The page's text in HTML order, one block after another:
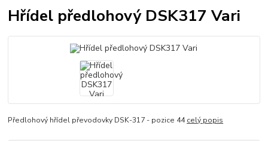
Hřídel předlohový DSK317 Vari
Předlohový hřídel převodovky DSK-317 - pozice 44celý popis